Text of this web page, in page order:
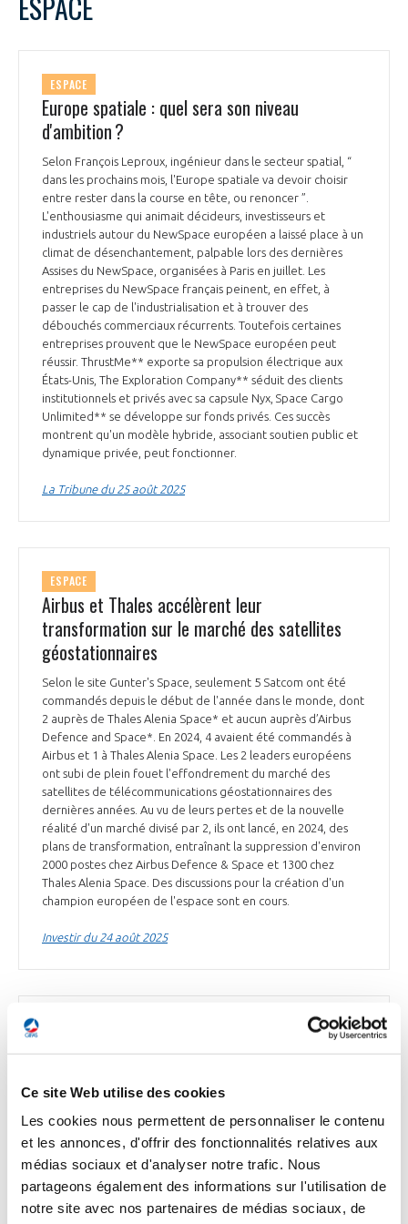
Ce site Web utilise des cookies
Les cookies nous permettent de personnaliser le contenu
et les annonces, d'offrir des fonctionnalités relatives aux
médias sociaux et d'analyser notre trafic. Nous
partageons également des informations sur l'utilisation de
notre site avec nos partenaires de médias sociaux, de
ESPACE
Europe spatiale : quel sera son niveau
d'ambition ?
Selon François Leproux, ingénieur dans le secteur spatial, “
dans les prochains mois, l'Europe spatiale va devoir choisir
entre rester dans la course en tête, ou renoncer ”.
L'enthousiasme qui animait décideurs, investisseurs et
industriels autour du NewSpace européen a laissé place à un
climat de désenchantement, palpable lors des dernières
Assises du NewSpace, organisées à Paris en juillet. Les
entreprises du NewSpace français peinent, en effet, à
passer le cap de l'industrialisation et à trouver des
débouchés commerciaux récurrents. Toutefois certaines
entreprises prouvent que le NewSpace européen peut
réussir. ThrustMe** exporte sa propulsion électrique aux
États-Unis, The Exploration Company** séduit des clients
institutionnels et privés avec sa capsule Nyx, Space Cargo
Unlimited** se développe sur fonds privés. Ces succès
montrent qu'un modèle hybride, associant soutien public et
dynamique privée, peut fonctionner.
La Tribune du 25 août 2025
ESPACE
Airbus et Thales accélèrent leur
transformation sur le marché des satellites
géostationnaires
Selon le site Gunter's Space, seulement 5 Satcom ont été
commandés depuis le début de l'année dans le monde, dont
2 auprès de Thales Alenia Space* et aucun auprès d’Airbus
Defence and Space*. En 2024, 4 avaient été commandés à
Airbus et 1 à Thales Alenia Space. Les 2 leaders européens
ont subi de plein fouet l'effondrement du marché des
satellites de télécommunications géostationnaires des
dernières années. Au vu de leurs pertes et de la nouvelle
réalité d'un marché divisé par 2, ils ont lancé, en 2024, des
plans de transformation, entraînant la suppression d'environ
2000 postes chez Airbus Defence & Space et 1300 chez
Thales Alenia Space. Des discussions pour la création d'un
champion européen de l'espace sont en cours.
Investir du 24 août 2025
Safran renforce sa surveillance des orbites
un système capable d’identifier les satellites, de les localiser
et de détecter leurs changements de trajectoire. Il peut
également anticiper les risques de collision ou d’approches
hostiles. Lancé en 2018, WeTrack repose sur 103 antennes
radio réparties sur 21 sites et 4 continents (Amérique du
Nord, Asie, Australie et Europe, dont 5 sites en France). À